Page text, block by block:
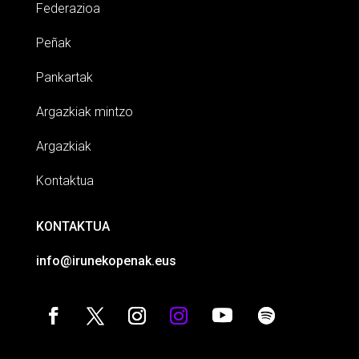
Federazioa
Peñak
Pankartak
Argazkiak mintzo
Argazkiak
Kontaktua
KONTAKTUA
info@irunekopenak.eus